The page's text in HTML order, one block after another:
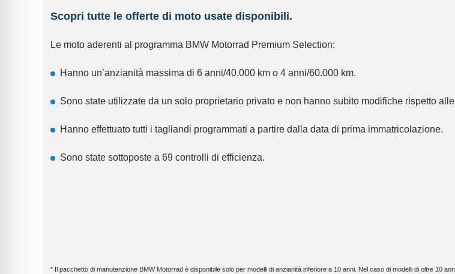
Scopri tutte le offerte di moto usate disponibili.
Le moto aderenti al programma BMW Motorrad Premium Selection:
Hanno un’anzianità massima di 6 anni/40.000 km o 4 anni/60.000 km.
Sono state utilizzate da un solo proprietario privato e non hanno subito modifiche rispetto
Hanno effettuato tutti i tagliandi programmati a partire dalla data di prima immatricolazione.
Sono state sottoposte a 69 controlli di efficienza.
* Il pacchetto di manutenzione BMW Motorrad è disponibile solo per modelli di anzianità inferiore a 10 anni. Nel caso di modelli di oltre 10